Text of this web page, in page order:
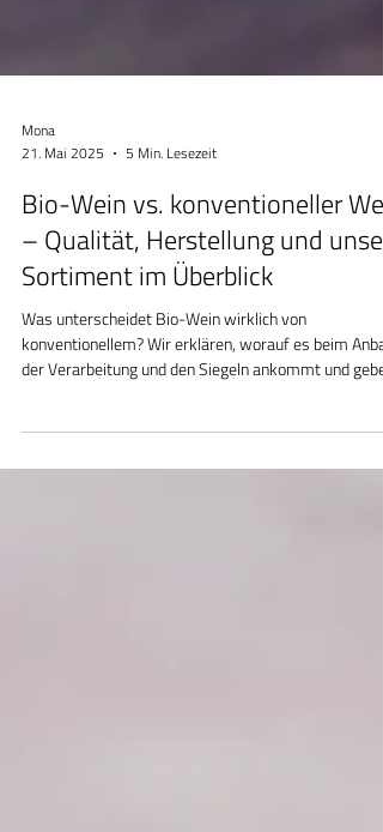
Mona
21. Mai 2025
5 Min. Lesezeit
Bio-Wein vs. konventioneller Wein
– Qualität, Herstellung und unser
Sortiment im Überblick
der Verarbeitung und den Siegeln ankommt und geben
Einblicke in unser Sortiment.